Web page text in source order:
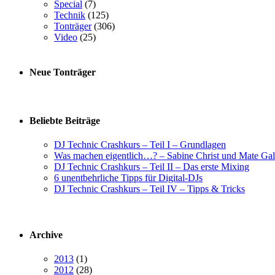
Special (7)
Technik (125)
Tonträger(306)
Video (25)
Neue Tonträger
Beliebte Beiträge
DJ Technic Crashkurs – Teil I – Grundlagen
Was machen eigentlich…? – Sabine Christ und Mate
DJ Technic Crashkurs – Teil II – Das erste Mixing
6 unentbehrliche Tipps für Digital-DJs
DJ Technic Crashkurs – Teil IV – Tipps & Tricks
Archive
2013 (1)
2012 (28)